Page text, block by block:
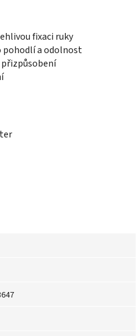
fixaci ruky
pohodlí a odolnost